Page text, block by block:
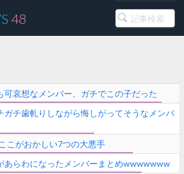
48
可哀想なメンバー、ガチでこの子だった
ガチ歯軋りしながら悔しがってそうなメンバ
こがおかしい7つの大悪手
あらわになったメンバーまとめwwwwwww